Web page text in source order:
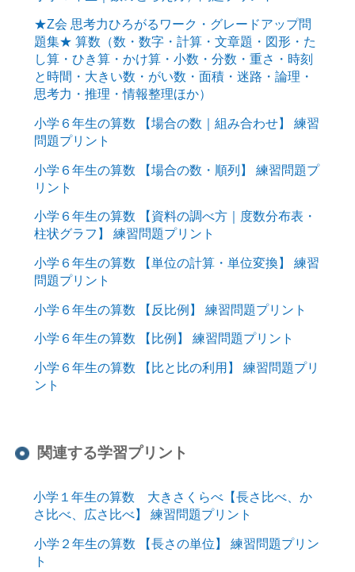
★Z会 思考力ひろがるワーク・グレードアップ問
題集★ 算数（数・数字・計算・文章題・図形・た
し算・ひき算・かけ算・小数・分数・重さ・時刻
と時間・大きい数・がい数・面積・迷路・論理・
思考力・推理・情報整理ほか）
小学６年生の算数 【場合の数｜組み合わせ】 練習
問題プリント
小学６年生の算数 【場合の数・順列】 練習問題プ
リント
小学６年生の算数 【資料の調べ方｜度数分布表・
柱状グラフ】 練習問題プリント
小学６年生の算数 【単位の計算・単位変換】 練習
問題プリント
小学６年生の算数 【反比例】 練習問題プリント
小学６年生の算数 【比例】 練習問題プリント
小学６年生の算数 【比と比の利用】 練習問題プリ
ント
関連する学習プリント
小学１年生の算数 大きさくらべ【長さ比べ、か
さ比べ、広さ比べ】 練習問題プリント
小学２年生の算数 【長さの単位】 練習問題プリン
ト